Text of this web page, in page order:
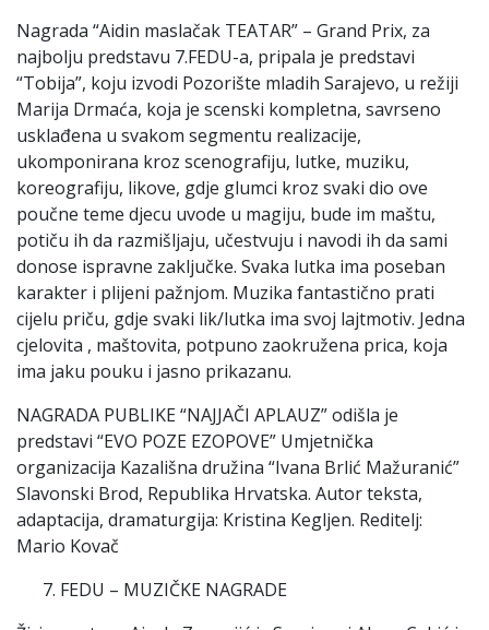
Nagrada “Aidin maslačak TEATAR” – Grand Prix, za
najbolju predstavu 7.FEDU-a, pripala je predstavi
“Tobija”, koju izvodi Pozorište mladih Sarajevo, u režiji
Marija Drmaća, koja je scenski kompletna, savrseno
usklađena u svakom segmentu realizacije,
ukomponirana kroz scenografiju, lutke, muziku,
koreografiju, likove, gdje glumci kroz svaki dio ove
poučne teme djecu uvode u magiju, bude im maštu,
potiču ih da razmišljaju, učestvuju i navodi ih da sami
donose ispravne zaključke. Svaka lutka ima poseban
karakter i plijeni pažnjom. Muzika fantastično prati
cijelu priču, gdje svaki lik/lutka ima svoj lajtmotiv. Jedna
cjelovita , maštovita, potpuno zaokružena prica, koja
ima jaku pouku i jasno prikazanu.
NAGRADA PUBLIKE “NAJJAČI APLAUZ” odišla je
predstavi “EVO POZE EZOPOVE” Umjetnička
organizacija Kazališna družina “Ivana Brlić Mažuranić”
Slavonski Brod, Republika Hrvatska. Autor teksta,
adaptacija, dramaturgija: Kristina Kegljen. Reditelj:
Mario Kovač
FEDU – MUZIČKE NAGRADE